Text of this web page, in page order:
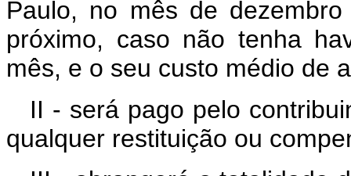
Paulo, no mês de
próximo, caso não tenha
mês, e o seu custo médio de
II - será pago pelo
qualquer restituição ou